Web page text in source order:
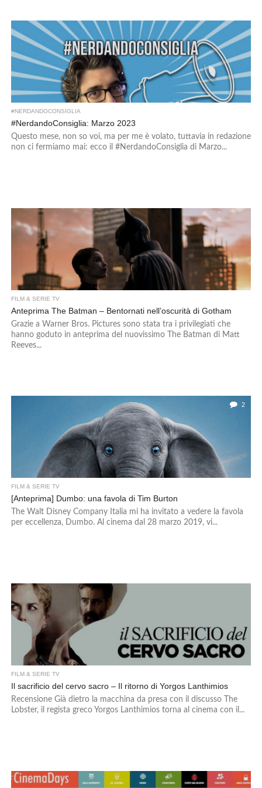
#NERDANDOCONSIGLIA
#NerdandoConsiglia: Marzo 2023
Questo mese, non so voi, ma per me è volato, tuttavia in redazione
non ci fermiamo mai: ecco il #NerdandoConsiglia di Marzo...
FILM & SERIE TV
Anteprima The Batman – Bentornati nell’oscurità di Gotham
Grazie a Warner Bros. Pictures sono stata tra i privilegiati che
hanno goduto in anteprima del nuovissimo The Batman di Matt
Reeves...
2
FILM & SERIE TV
[Anteprima] Dumbo: una favola di Tim Burton
The Walt Disney Company Italia mi ha invitato a vedere la favola
per eccellenza, Dumbo. Al cinema dal 28 marzo 2019, vi...
FILM & SERIE TV
Il sacrificio del cervo sacro – Il ritorno di Yorgos Lanthimios
Recensione Già dietro la macchina da presa con il discusso The
Lobster, il regista greco Yorgos Lanthimios torna al cinema con il...